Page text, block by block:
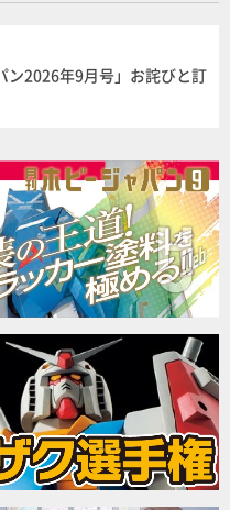
ン2026年9月号」お詫びと訂